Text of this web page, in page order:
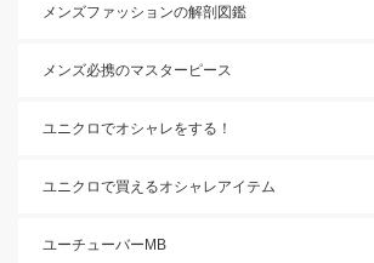
メンズファッションの解剖図鑑
メンズ必携のマスターピース
ユニクロでオシャレをする！
ユニクロで買えるオシャレアイテム
ユーチューバーMB